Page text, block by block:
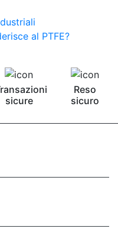
al PTFE?
sicure
Reso
sicuro